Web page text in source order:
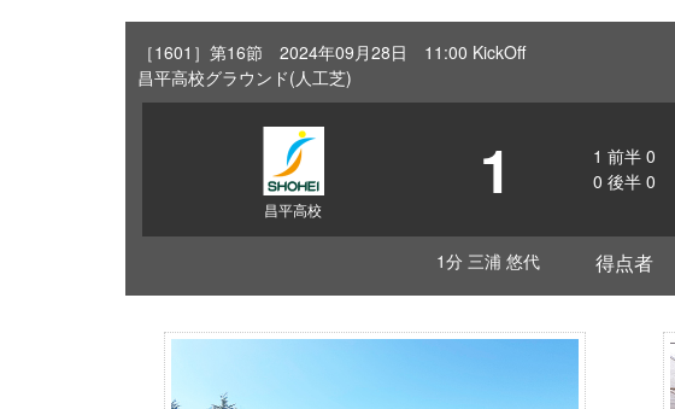
［1601］第16節 2024年09月28日 11:00 KickOff
昌平高校グラウンド(人工芝)
昌平高校 1 1 前半 0
0 後半 0
1分 三浦 悠代 得点者